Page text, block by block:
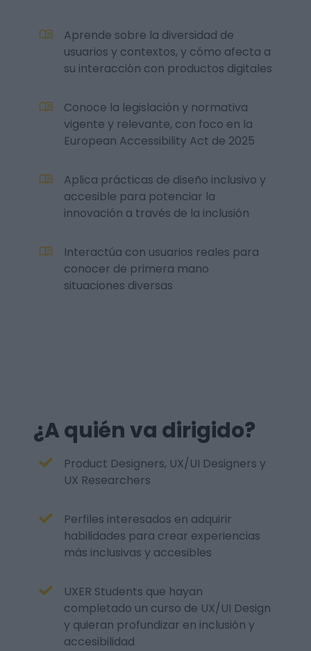
Aprende sobre la diversidad de
usuarios y contextos, y cómo afecta a
su interacción con productos digitales
Conoce la legislación y normativa
vigente y relevante, con foco en la
European Accessibility Act de 2025
Aplica prácticas de diseño inclusivo y
accesible para potenciar la
innovación a través de la inclusión
Interactúa con usuarios reales para
conocer de primera mano
situaciones diversas
¿A quién va dirigido?
Product Designers, UX/UI Designers y
UX Researchers
Perfiles interesados en adquirir
habilidades para crear experiencias
más inclusivas y accesibles
UXER Students que hayan
completado un curso de UX/UI Design
y quieran profundizar en inclusión y
accesibilidad